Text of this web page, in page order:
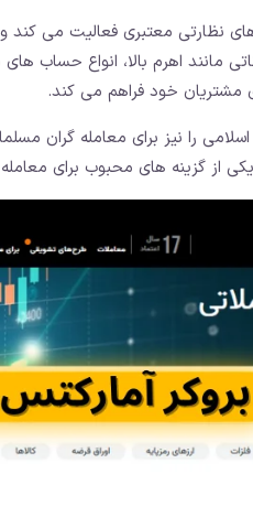
نظارتی معتبری فعالیت می‌ کند و
مانند اهرم بالا، انواع حساب‌
مشتریان خود فراهم می‌ کند.
را نیز برای معامله‌ گران
از گزینه‌ های محبوب برای